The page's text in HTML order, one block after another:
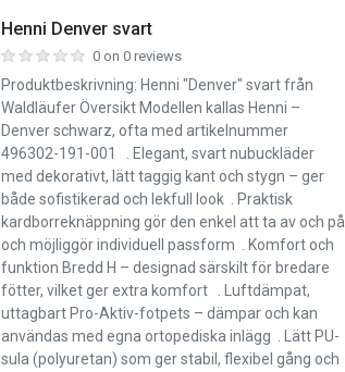
Henni Denver svart
0 on 0 reviews
Produktbeskrivning: Henni "Denver" svart från
Waldläufer Översikt Modellen kallas Henni –
Denver schwarz, ofta med artikelnummer
496302-191-001 . Elegant, svart nubuckläder
med dekorativt, lätt taggig kant och stygn – ger
både sofistikerad och lekfull look . Praktisk
kardborreknäppning gör den enkel att ta av och på
och möjliggör individuell passform . Komfort och
funktion Bredd H – designad särskilt för bredare
fötter, vilket ger extra komfort . Luftdämpat,
uttagbart Pro-Aktiv-fotpets – dämpar och kan
användas med egna ortopediska inlägg . Lätt PU-
sula (polyuretan) som ger stabil, flexibel gång och